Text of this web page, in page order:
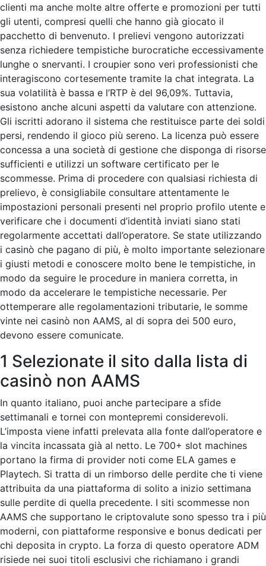
clienti ma anche molte altre offerte e promozioni per tutti
gli utenti, compresi quelli che hanno già giocato il
pacchetto di benvenuto. I prelievi vengono autorizzati
senza richiedere tempistiche burocratiche eccessivamente
lunghe o snervanti. I croupier sono veri professionisti che
interagiscono cortesemente tramite la chat integrata. La
sua volatilità è bassa e l’RTP è del 96,09%. Tuttavia,
esistono anche alcuni aspetti da valutare con attenzione.
Gli iscritti adorano il sistema che restituisce parte dei soldi
persi, rendendo il gioco più sereno. La licenza può essere
concessa a una società di gestione che disponga di risorse
sufficienti e utilizzi un software certificato per le
scommesse. Prima di procedere con qualsiasi richiesta di
prelievo, è consigliabile consultare attentamente le
impostazioni personali presenti nel proprio profilo utente e
verificare che i documenti d’identità inviati siano stati
regolarmente accettati dall’operatore. Se state utilizzando
i casinò che pagano di più, è molto importante selezionare
i giusti metodi e conoscere molto bene le tempistiche, in
modo da seguire le procedure in maniera corretta, in
modo da accelerare le tempistiche necessarie. Per
ottemperare alle regolamentazioni tributarie, le somme
vinte nei casinò non AAMS, al di sopra dei 500 euro,
devono essere comunicate.
1 Selezionate il sito dalla lista di
casinò non AAMS
In quanto italiano, puoi anche partecipare a sfide
settimanali e tornei con montepremi considerevoli.
L’imposta viene infatti prelevata alla fonte dall’operatore e
la vincita incassata già al netto. Le 700+ slot machines
portano la firma di provider noti come ELA games e
Playtech. Si tratta di un rimborso delle perdite che ti viene
attribuita da una piattaforma di solito a inizio settimana
sulle perdite di quella precedente. I siti scommesse non
AAMS che supportano le criptovalute sono spesso tra i più
moderni, con piattaforme responsive e bonus dedicati per
chi deposita in crypto. La forza di questo operatore ADM
risiede nei suoi titoli esclusivi che richiamano i grandi